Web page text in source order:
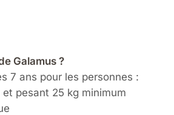
Galamus ?
7 ans pour les personnes :
pesant 25 kg minimum